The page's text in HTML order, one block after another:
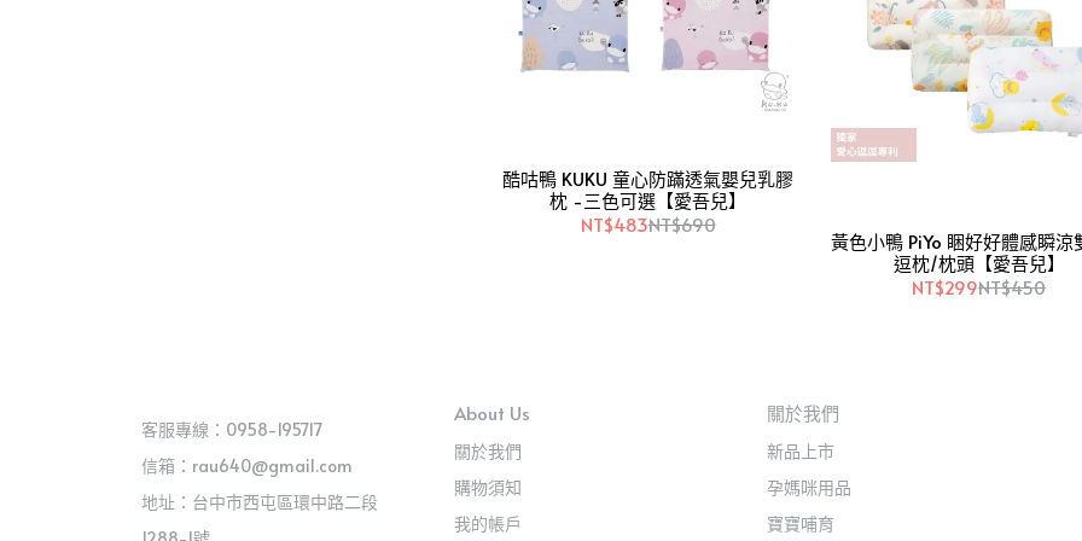
酷咕鴨 KUKU 童心防蹣透氣嬰兒乳膠
枕 -三色可選【愛吾兒】
NT$483NT$690
黃色小鴨 PiYo 睏好好體感瞬涼
逗枕/枕頭【愛吾兒】
NT$299NT$450
客服專線：0958-195717
信箱：rau640@gmail.com
地址：台中市西屯區環中路二段
About Us
關於我們
購物須知
我的帳戶
關於我們
新品上市
孕媽咪用品
寶寶哺育